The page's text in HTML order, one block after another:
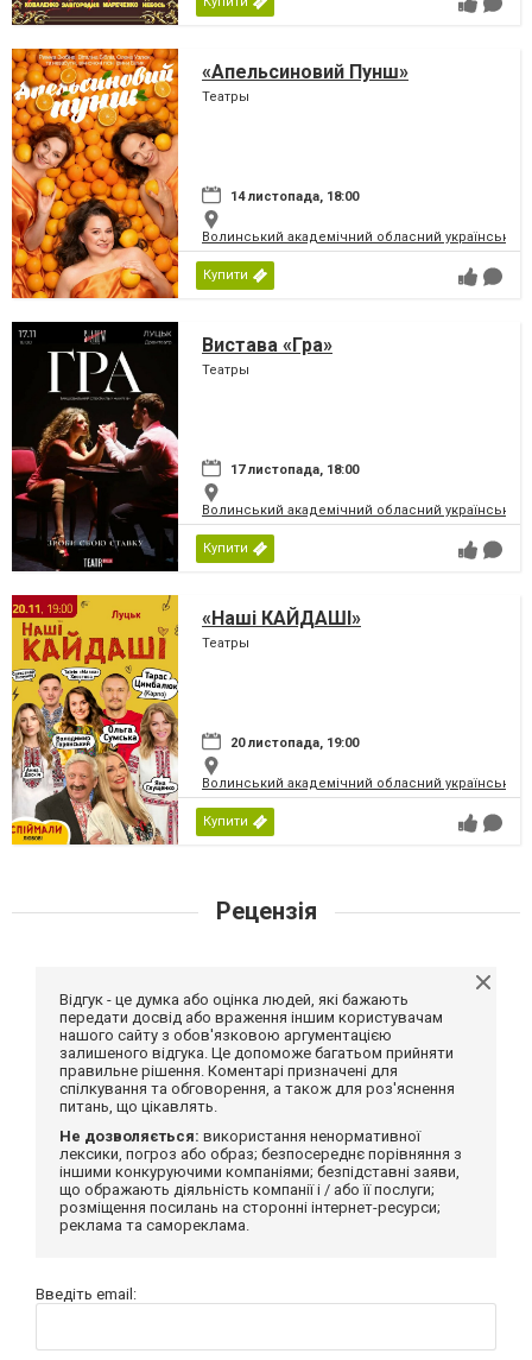
«Апельсиновий Пунш»
Театры
14 листопада, 18:00
Волинський академічний обласний
Купити
Вистава «Гра»
Театры
17 листопада, 18:00
Волинський академічний обласний
Купити
«Наші КАЙДАШІ»
Театры
20 листопада, 19:00
Волинський академічний обласний
Купити
Рецензія
Відгук - це думка або оцінка людей, які бажають
передати досвід або враження іншим користувачам
нашого сайту з обов'язковою аргументацією
залишеного відгука. Це допоможе багатьом прийняти
правильне рішення. Коментарі призначені для
спілкування та обговорення, а також для роз'яснення
питань, що цікавлять.
Не дозволяється: використання ненормативної
лексики, погроз або образ; безпосереднє порівняння з
іншими конкуруючими компаніями; безпідставні заяви,
що ображають діяльність компанії і / або її послуги;
розміщення посилань на сторонні інтернет-ресурси;
реклама та самореклама.
Введіть email: